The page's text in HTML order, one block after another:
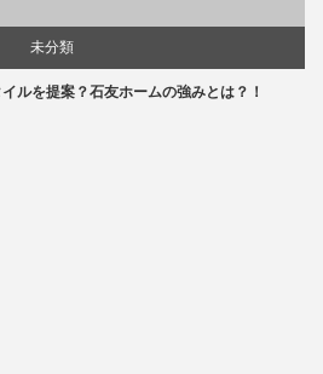
未分類
ルを提案？石友ホームの強みとは？！